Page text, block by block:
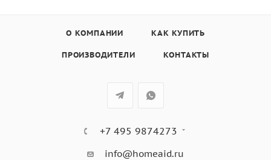
О КОМПАНИИ КАК КУПИТЬ
ПРОИЗВОДИТЕЛИ КОНТАКТЫ
+7 495 9874273
info@homeaid.ru